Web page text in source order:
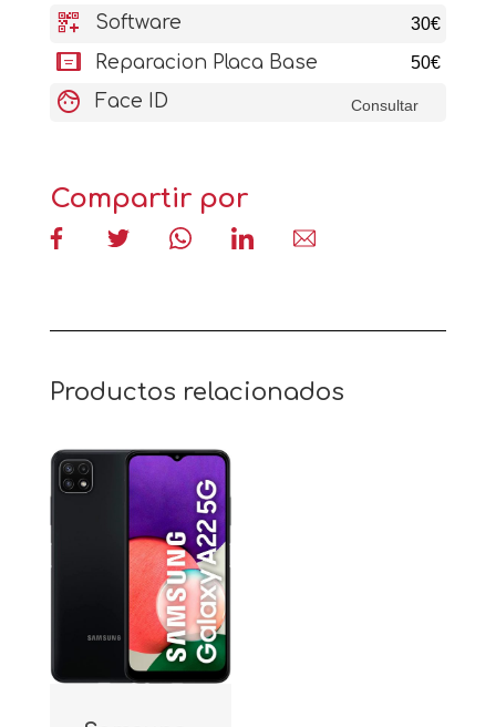
qr_code_2_add Software 30€
aod_tablet Reparacion Placa Base 50€
face Face ID Consultar
Compartir por
Productos relacionados